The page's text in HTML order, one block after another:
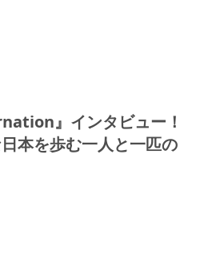
』インタビュー！
本を歩む一人と一匹の